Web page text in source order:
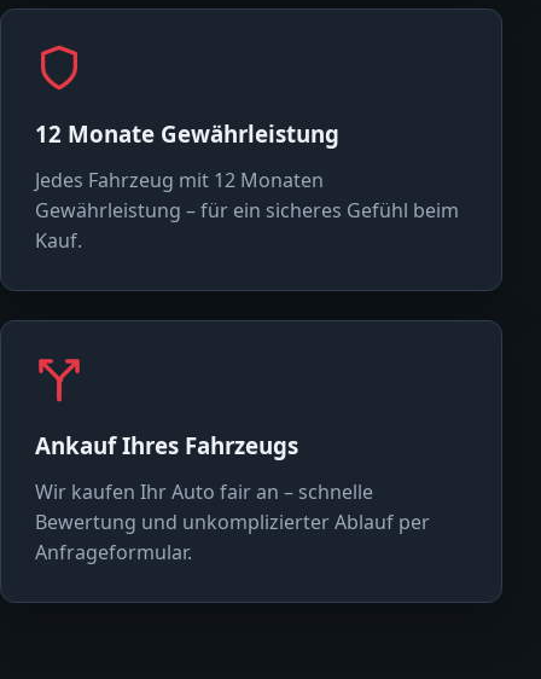
12 Monate Gewährleistung
Jedes Fahrzeug mit 12 Monaten
Gewährleistung – für ein sicheres Gefühl beim
Kauf.
Ankauf Ihres Fahrzeugs
Wir kaufen Ihr Auto fair an – schnelle
Bewertung und unkomplizierter Ablauf per
Anfrageformular.